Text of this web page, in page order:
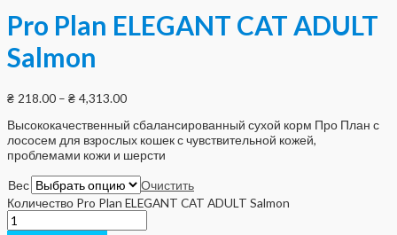
Pro Plan ELEGANT CAT ADULT
Salmon
₴ 218.00 – ₴ 4,313.00
Высококачественный сбалансированный сухой корм Про План с
лососем для взрослых кошек с чувствительной кожей,
проблемами кожи и шерсти
Вес
Очистить
Количество Pro Plan ELEGANT CAT ADULT Salmon